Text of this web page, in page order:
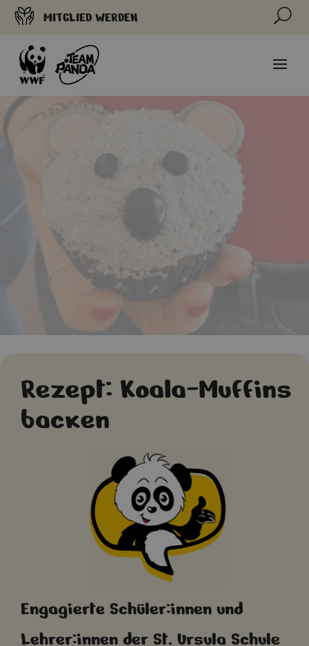
MITGLIED WERDEN U
Rezept: Koala-Muffins
backen
Engagierte Schüler:innen und
Lehrer:innen der St. Ursula Schule